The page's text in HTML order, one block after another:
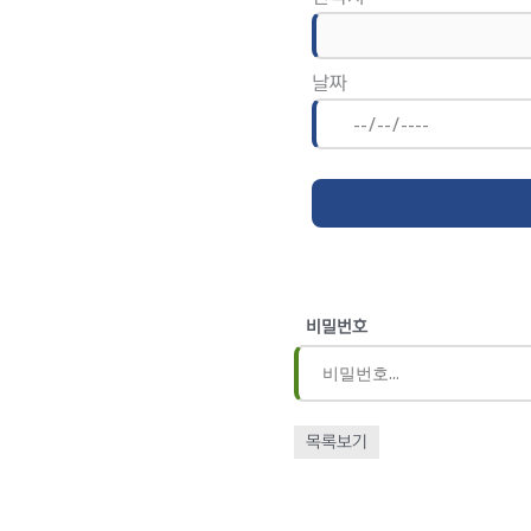
날짜
비밀번호
목록보기